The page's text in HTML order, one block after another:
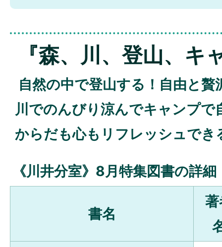
『森、川、登山、キ
自然の中で登山する！自由と贅
川でのんびり涼んでキャンプで
からだも心もリフレッシュでき
《川井分室》8月特集図書の詳細
書名